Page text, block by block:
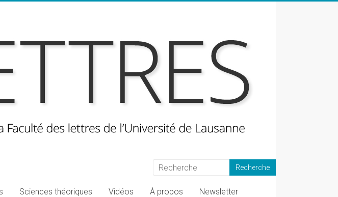
Sciences théoriques Vidéos À propos Newsletter